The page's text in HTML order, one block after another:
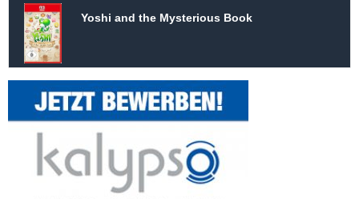
Yoshi and the Mysterious Book